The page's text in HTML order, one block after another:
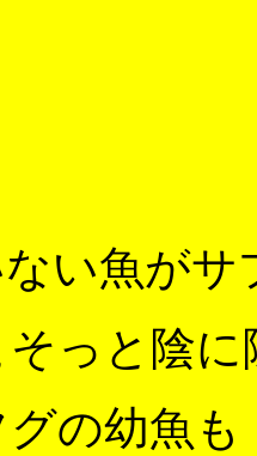
い魚が
っと陰
の幼魚も